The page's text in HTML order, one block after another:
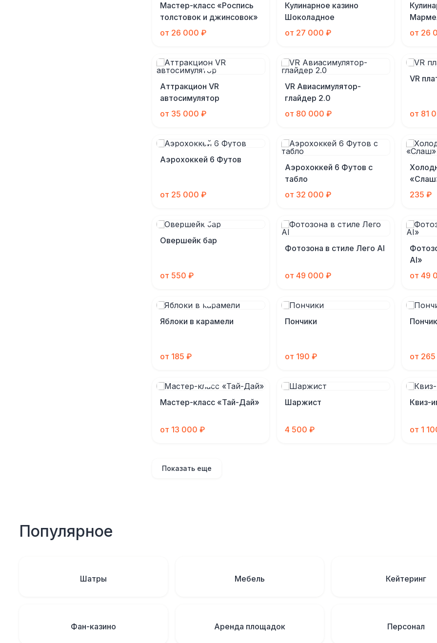
Мастер-класс «Роспись
толстовок и джинсовок»
от 26 000 ₽
Кулинарное казино
Шоколадное
от 27 000 ₽
от 26
Аттракцион VR
автосимулятор
от 35 000 ₽
VR Авиасимулятор-
глайдер 2.0
от 80 000 ₽
VR
от 81
Аэрохоккей 6 Футов
от 25 000 ₽
Аэрохоккей 6 Футов с
табло
от 32 000 ₽
235 ₽
Овершейк бар
от 550 ₽
Фотозона в стиле Лего AI
от 49 000 ₽
AI»
от 49
Яблоки в карамели
от 185 ₽
Пончики
от 190 ₽ от
Мастер-класс «Тай-Дай»
от 13 000 ₽
Шаржист
4 500 ₽
Квиз-
от 1
Показать еще
Популярное
Шатры Мебель Кейтеринг
Фан-казино Аренда площадок Персонал